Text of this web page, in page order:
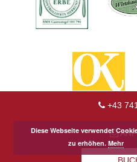
+43
Diese Webseite verwendet
zu erhöhen. Mehr